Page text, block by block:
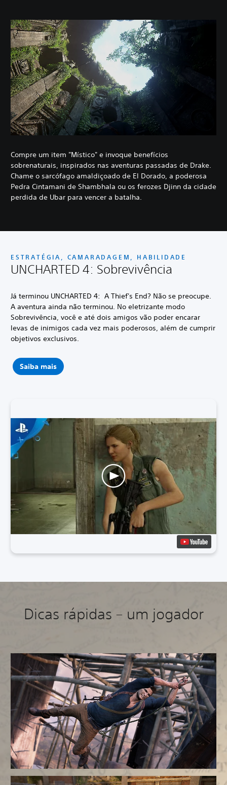
Compre um item "Místico" e invoque benefícios
sobrenaturais, inspirados nas aventuras passadas de Drake.
Chame o sarcófago amaldiçoado de El Dorado, a poderosa
Pedra Cintamani de Shambhala ou os ferozes Djinn da cidade
perdida de Ubar para vencer a batalha.
ESTRATÉGIA, CAMARADAGEM, HABILIDADE
UNCHARTED 4: Sobrevivência
Já terminou UNCHARTED 4: A Thief's End? Não se preocupe.
A aventura ainda não terminou. No eletrizante modo
Sobrevivência, você e até dois amigos vão poder encarar
levas de inimigos cada vez mais poderosos, além de cumprir
objetivos exclusivos.
Saiba mais
Dicas rápidas – um jogador